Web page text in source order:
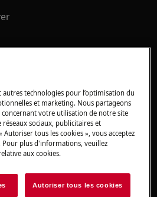
le filtre du tuyau
Rebranchez le tuyau
ouvrez à nouveau le
autres technologies pour l’optimisation du
et marketing. Nous partageons
votre utilisation de notre site
réseaux sociaux, publicitaires et
tous les cookies », vous acceptez
Pour plus d'informations, veuillez
aux cookies.
Autoriser tous les cookies